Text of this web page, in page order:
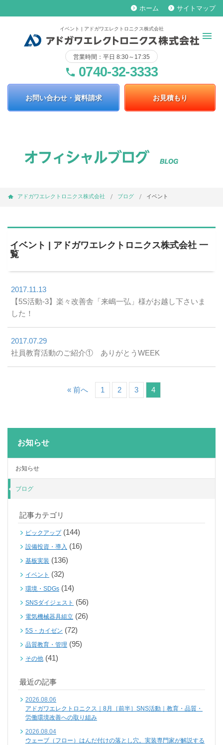
keyboard_arrow_right ホーム keyboard_arrow_right サイトマップ
イベント | アドガワエレクトロニクス株式会社
営業時間：平日 8:30～17:35
phone 0740-32-3333
お問い合わせ・資料請求 お見積もり
アドガワエレクトロニクス株式会社 ブログ イベント
イベント | アドガワエレクトロニクス株式会社 一
覧
2017.11.13
【5S活動-3】楽々改善舎「来嶋一弘」様がお越し下さいま
した！
2017.07.29
社員教育活動のご紹介① ありがとうWEEK
« 前へ 1 2 3 4
お知らせ
お知らせ
ブログ
記事カテゴリ
ピックアップ(144)
設備投資・導入 (16)
基板実装 (136)
イベント (32)
環境・SDGs (14)
SNSダイジェスト (56)
電気機械器具組立 (26)
5S・カイゼン (72)
品質教育・管理 (95)
その他 (41)
最近の記事
2026.08.06
アドガワエレクトロニクス｜8月［前半］SNS活動｜教育・品質・
労働環境改善への取り組み
2026.08.04
ウェーブ（フロー）はんだ付けの落とし穴。実装専門家が解説する